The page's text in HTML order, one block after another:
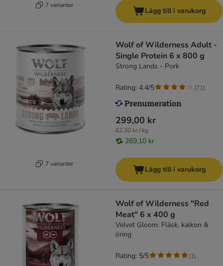
7 varianter
Lägg till i varukorg
7 varianter
Wolf of Wilderness Adult -
Single Protein 6 x 800 g
Strong Lands - Pork
299,00 kr
62,30 kr / kg
269,10 kr
Rating: 4.4/5 (71)
Lägg till i varukorg
Wolf of Wilderness "Red
Meat" 6 x 400 g
Velvet Gloom: Fläsk, kalkon &
öring
Rating: 5/5 (1)